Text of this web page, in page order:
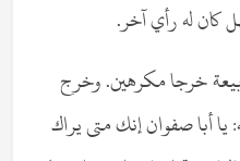
كان له رأي آخر.
خرجا مكرهين. وخرج
يا أبا صفوان إنك متى يراك